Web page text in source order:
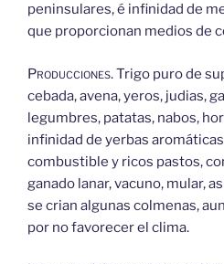
peninsulares, é infinidad de
que proporcionan medios de
Producciones.Trigo puro de
cebada, avena, yeros, judias,
legumbres, patatas, nabos,
infinidad de yerbas
combustible y ricos pastos,
ganado lanar, vacuno, mular,
se crian algunas colmenas,
por no favorecer el clima.